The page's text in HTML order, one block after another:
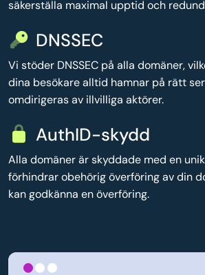
säkerställa maximal upptid och
DNSSEC
Vi stöder DNSSEC på alla domäner,
dina besökare alltid hamnar på rätt
omdirigeras av illvilliga aktörer.
AuthID-skydd
Alla domäner är skyddade med en
förhindrar obehörig överföring av din
kan godkänna en överföring.